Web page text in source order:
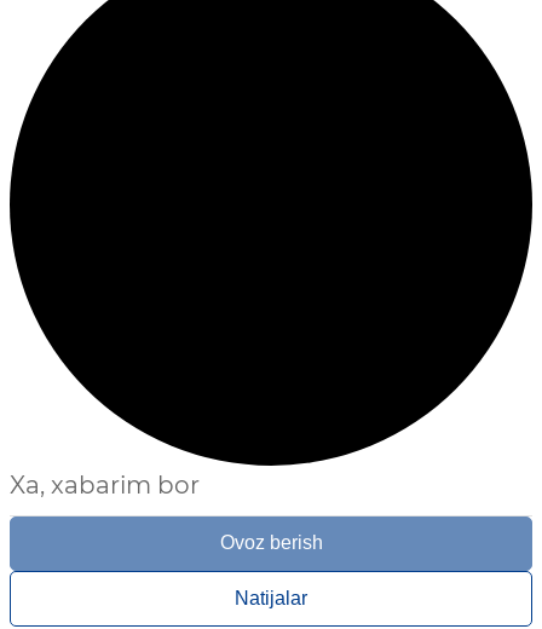
Xa, xabarim bor
Ovoz berish
Natijalar